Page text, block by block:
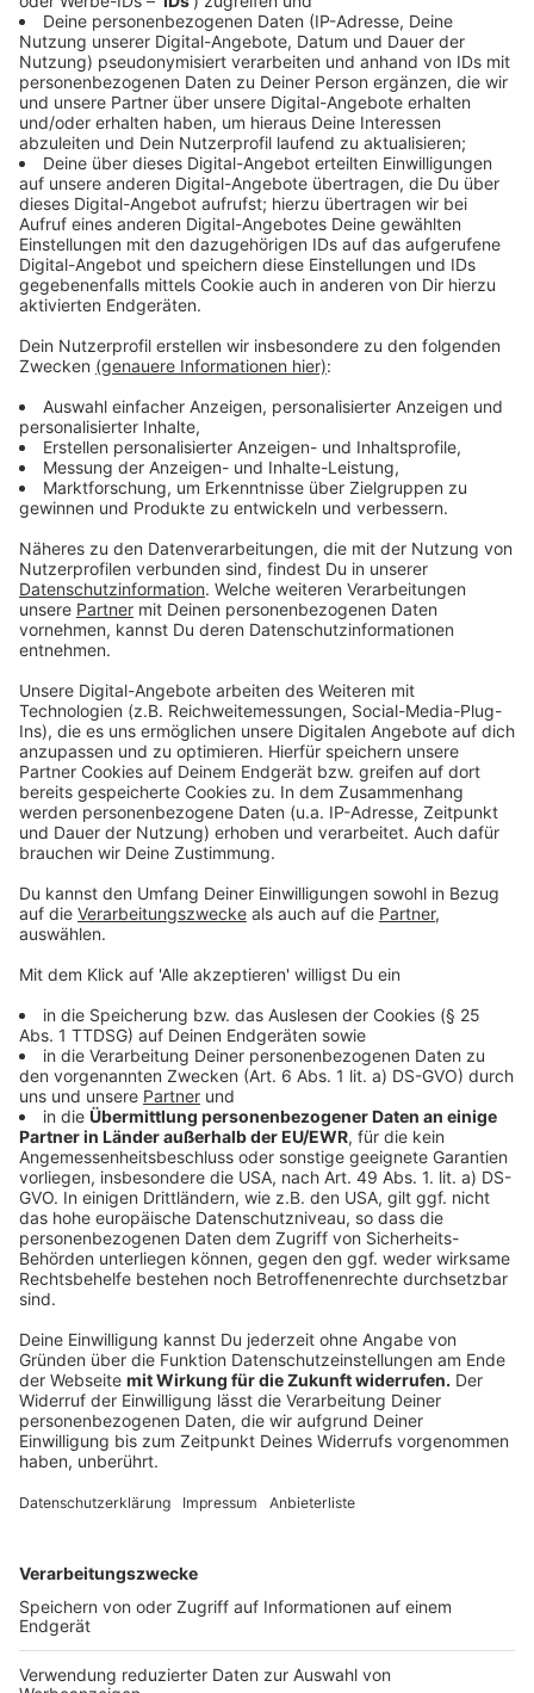
Die Projektsteuerung soll drei Millionen Euro kosten,
verteilt auf fünf Jahre. Aus Sicht der Stadt ist das
Geld gut angelegt, weil das die Planung beschleunigen
kann.
Anzeige
500 Wohnungen geplant
Anzeige
Völklinger Straße sollen 500 Wohnungen gebaut
werden. Außerdem ist dort ein Handwerkscampus
geplant, bis zu 100 Betriebe könnten dort
unterkommen.
Anzeige
Luisen-Gymnasium soll 2026 mit
Anzeige
Bereits im Bau ist das neue Luisen-Gymnasium. An der
Völklinger Straße entstehen ein modernes
Schulgebäude, eine Mensa und eine
der Schulbetrieb starten.
Anzeige
Weitere Infos und Links zum Thema:
Anzeige
Völklinger Straße: Baustart für das neue Luisen-
Gymnasium
werden
Aufm Tetelberg: CDU & GRÜNE fordern Handwerks-
Campus
Handwerkskammer unterstützt Forderungen